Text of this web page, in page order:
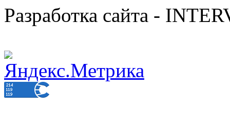
Разработка сайта -